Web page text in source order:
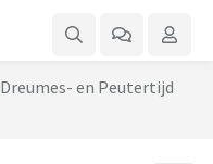
Dreumes- en Peutertijd